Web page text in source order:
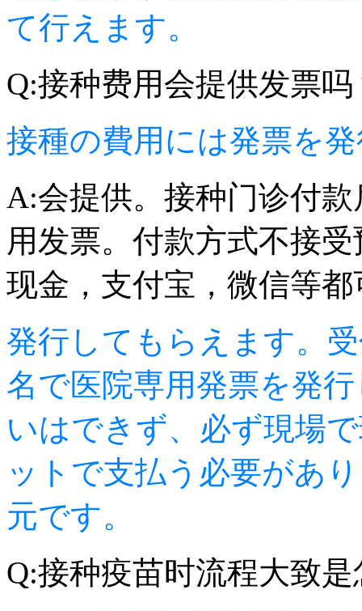
て行えます。
Q:接种费用会提供发票吗
接種の費用には発票を
A:会提供。接种门诊付
用发票。付款方式不接
现金，支付宝，微信等
発行してもらえます。
名で医院専用発票を発
いはできず、必ず現場
ットで支払う必要があ
元です。
Q:接种疫苗时流程大致